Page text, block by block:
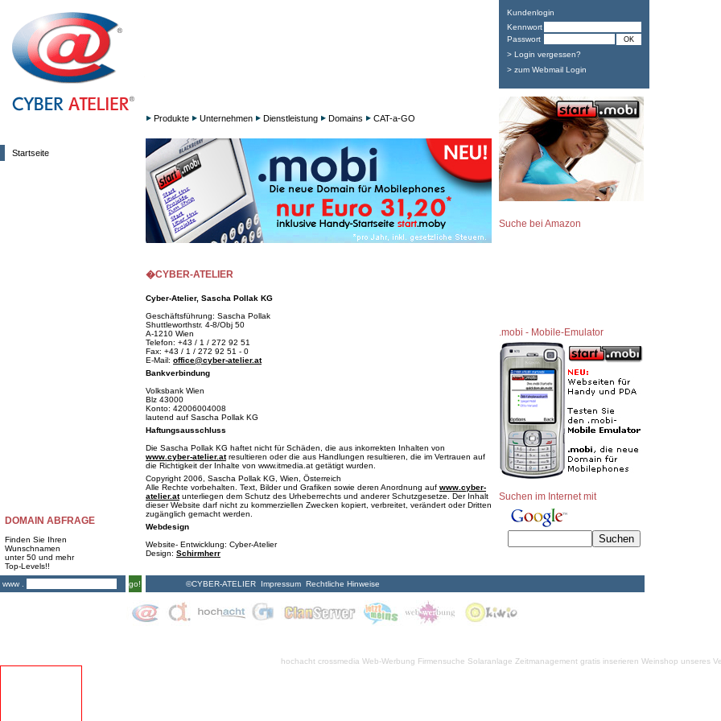
Startseite
DOMAIN ABFRAGE
Finden Sie Ihren
Wunschnamen
unter 50 und mehr
Top-Levels!!
www .
go!
Produkte Unternehmen Dienstleistung Domains CAT-a-GO
�CYBER-ATELIER
Cyber-Atelier, Sascha Pollak KG
Geschäftsführung: Sascha Pollak
Shuttleworthstr. 4-8/Obj 50
A-1210 Wien
Telefon: +43 / 1 / 272 92 51
Fax: +43 / 1 / 272 92 51 - 0
E-Mail: office@cyber-atelier.at
Bankverbindung
Volksbank Wien
Blz 43000
Konto: 42006004008
lautend auf Sascha Pollak KG
Haftungsausschluss
Die Sascha Pollak KG haftet nicht für Schäden, die aus inkorrekten Inhalten von
www.cyber-atelier.atresultieren oder die aus Handlungen resultieren, die im Vertrauen auf
die Richtigkeit der Inhalte von www.itmedia.at getätigt wurden.
Copyright 2006, Sascha Pollak KG, Wien, Österreich
Alle Rechte vorbehalten. Text, Bilder und Grafiken sowie deren Anordnung auf www.cyber-
atelier.atunterliegen dem Schutz des Urheberrechts und anderer Schutzgesetze. Der Inhalt
dieser Website darf nicht zu kommerziellen Zwecken kopiert, verbreitet, verändert oder Dritten
zugänglich gemacht werden.
Webdesign
Website- Entwicklung: Cyber-Atelier
Design: Schirmherr
©CYBER-ATELIER Impressum Rechtliche Hinweise
Kundenlogin
Kennwort
Passwort
> Login vergessen?
> zum Webmail Login
Suche bei Amazon
.mobi - Mobile-Emulator
Suchen im Internet mit
hochacht crossmedia Web-Werbung Firmensuche Solaranlage Zeitmanagement gratis inserieren Weinshop unseres